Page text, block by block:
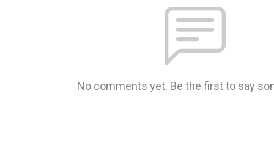
No comments yet. Be the first to say